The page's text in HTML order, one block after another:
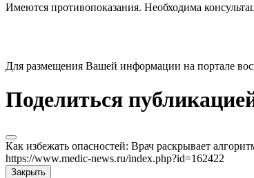
Имеются противопоказания. Необходима
Для размещения Вашей информации на портале
Поделиться
Как избежать опасностей: Врач раскрывает
https://www.medic-news.ru/index.php?id=162422
Закрыть